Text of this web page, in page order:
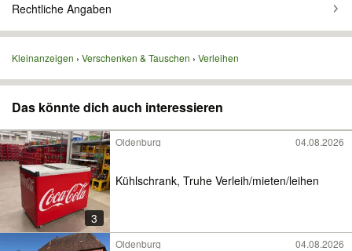
Rechtliche Angaben
Kleinanzeigen Verschenken & Tauschen Verleihen
Das könnte dich auch interessieren
3
Oldenburg 04.08.2026
Kühlschrank, Truhe Verleih/mieten/leihen
Oldenburg 04.08.2026